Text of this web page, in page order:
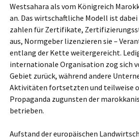
Westsahara als vom Königreich
an. Das wirtschaftliche Modell ist
zahlen für Zertifikate,
aus, Normgeber lizenzieren sie –
entlang der Kette weitergereicht.
internationale Organisation zog sich
Gebiet zurück, während andere
Aktivitäten fortsetzten und teilweise
Propaganda zugunsten der
betrieben.
Aufstand der europäischen